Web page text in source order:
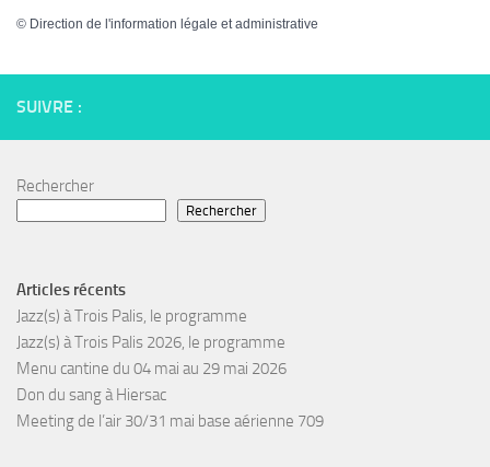
© Direction de l'information légale et administrative
SUIVRE :
Rechercher
Rechercher
Articles récents
Jazz(s) à Trois Palis, le programme
Jazz(s) à Trois Palis 2026, le programme
Menu cantine du 04 mai au 29 mai 2026
Don du sang à Hiersac
Meeting de l’air 30/31 mai base aérienne 709